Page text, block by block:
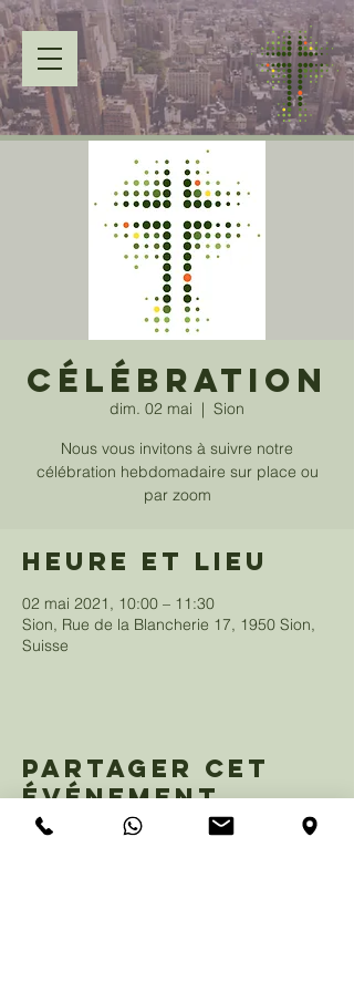
Célébration
dim. 02 mai
  |
Sion
Nous vous invitons à suivre notre
célébration hebdomadaire sur place ou
par zoom
Heure et lieu
02 mai 2021, 10:00 – 11:30
Sion, Rue de la Blancherie 17, 1950 Sion,
Suisse
Partager cet
événement